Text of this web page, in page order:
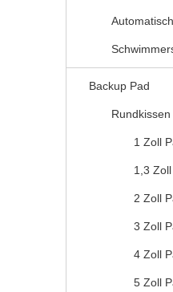
Backup Pad
Rundkissen
1 Zoll
1,3
2 Zoll
3 Zoll
4 Zoll
5 Zoll